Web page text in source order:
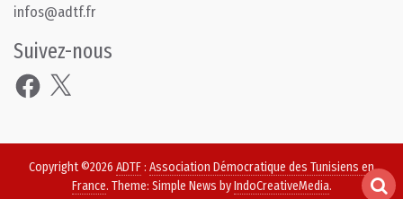
infos@adtf.fr
Suivez-nous
Facebook
X
Copyright ©2026 ADTF: Association Démocratique des Tunisiens en
France. Theme: Simple News byIndoCreativeMedia.